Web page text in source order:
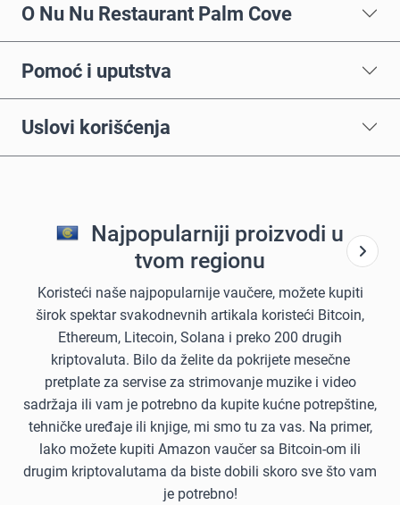
O Nu Nu Restaurant Palm Cove
Pomoć i uputstva
Uslovi korišćenja
Najpopularniji proizvodi u
tvom regionu
Koristeći naše najpopularnije vaučere, možete kupiti
širok spektar svakodnevnih artikala koristeći Bitcoin,
Ethereum, Litecoin, Solana i preko 200 drugih
kriptovaluta. Bilo da želite da pokrijete mesečne
pretplate za servise za strimovanje muzike i video
sadržaja ili vam je potrebno da kupite kućne potrepštine,
tehničke uređaje ili knjige, mi smo tu za vas. Na primer,
lako možete kupiti Amazon vaučer sa Bitcoin-om ili
drugim kriptovalutama da biste dobili skoro sve što vam
je potrebno!